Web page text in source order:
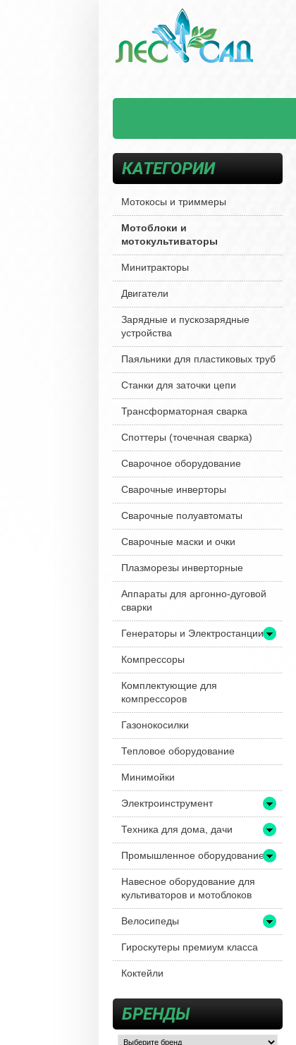
КАТЕГОРИИ
Мотокосы и триммеры
Мотоблоки и
мотокультиваторы
Минитракторы
Двигатели
Зарядные и пускозарядные
устройства
Паяльники для пластиковых труб
Станки для заточки цепи
Трансформаторная сварка
Споттеры (точечная сварка)
Сварочное оборудование
Сварочные инверторы
Сварочные полуавтоматы
Сварочные маски и очки
Плазморезы инверторные
Аппараты для аргонно-дуговой
сварки
Генераторы и Электростанции
Компрессоры
Комплектующие для
компрессоров
Газонокосилки
Тепловое оборудование
Минимойки
Электроинструмент
Техника для дома, дачи
Промышленное оборудование
Навесное оборудование для
культиваторов и мотоблоков
Велосипеды
Гироскутеры премиум класса
Коктейли
БРЕНДЫ